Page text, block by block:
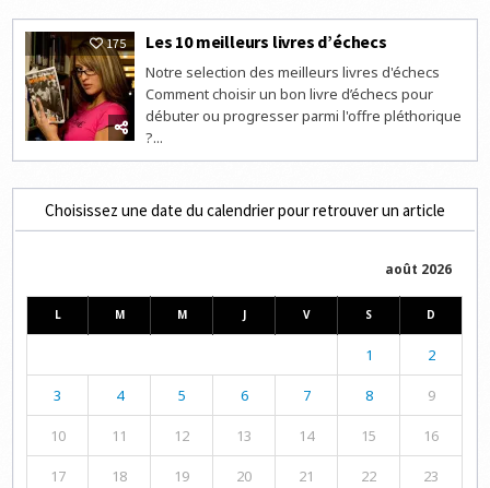
175 Les 10 meilleurs livres d’échecs
Notre selection des meilleurs livres d'échecs
Comment choisir un bon livre d’échecs pour
débuter ou progresser parmi l'offre pléthorique
?...
Choisissez une date du calendrier pour retrouver un article
août 2026
L M M J V S D
1 2
3 4 5 6 7 8 9
10 11 12 13 14 15 16
17 18 19 20 21 22 23